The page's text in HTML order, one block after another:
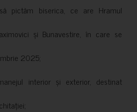
pictăm biserica, ce are Hramul
și Bunavestire, în care se
2025;
interior și exterior, destinat